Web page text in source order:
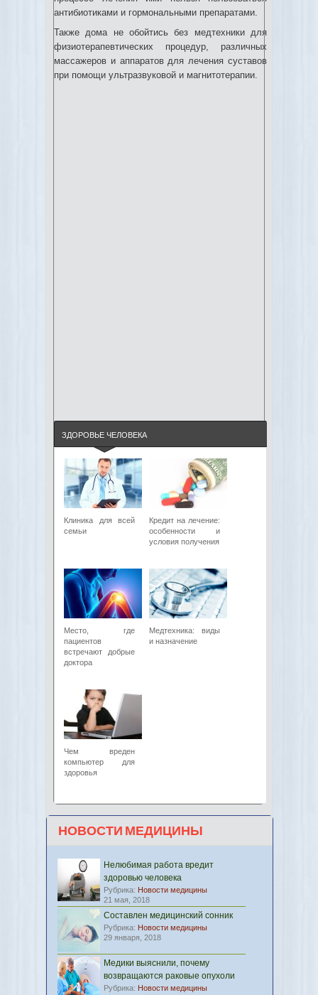
антибиотиками и гормональными препаратами.
Также дома не обойтись без медтехники для
физиотерапевтических процедур, различных
массажеров и аппаратов для лечения суставов
при помощи ультразвуковой и магнитотерапии.
ЗДОРОВЬЕ ЧЕЛОВЕКА
Клиника для всей
семьи
Кредит на лечение:
особенности и
условия получения
Место, где
пациентов
встречают добрые
доктора
Медтехника: виды
и назначение
Чем вреден
компьютер для
здоровья
НОВОСТИ МЕДИЦИНЫ
Нелюбимая работа вредит
здоровью человека
Рубрика: Новости медицины
21 мая, 2018
Составлен медицинский сонник
Рубрика: Новости медицины
29 января, 2018
Медики выяснили, почему
возвращаются раковые опухоли
Рубрика: Новости медицины